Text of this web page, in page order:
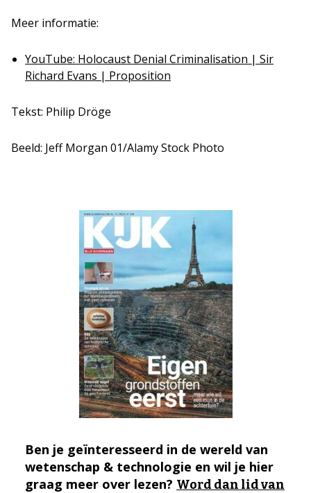
Meer informatie:
YouTube: Holocaust Denial Criminalisation | Sir
Richard Evans | Proposition
Tekst: Philip Dröge
Beeld: Jeff Morgan 01/Alamy Stock Photo
Ben je geïnteresseerd in de wereld van
wetenschap & technologie en wil je hier
graag meer over lezen? Word dan lid van